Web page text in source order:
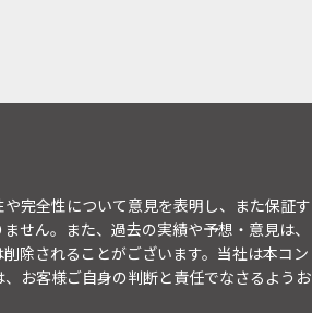
完全性について意見を表明し、また保証す
せん。また、過去の実績や予想・意見は、
除されることがございます。当社は本コン
お客様ご自身の判断と責任でなさるようお